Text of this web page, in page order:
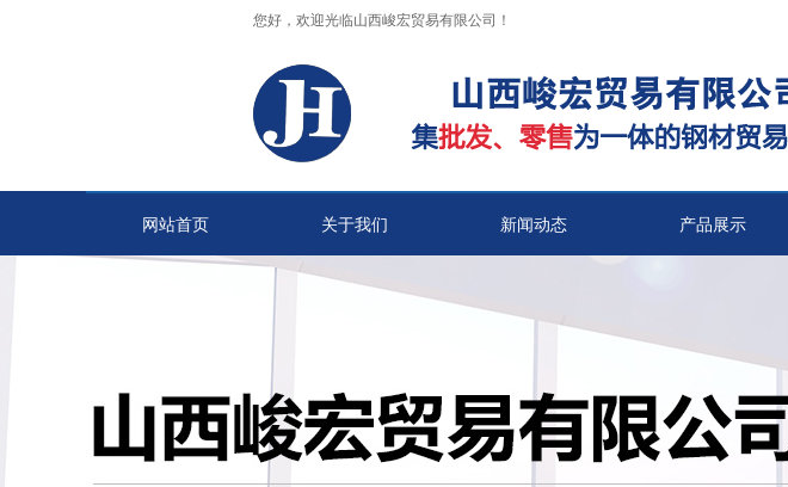
您好，欢迎光临山西峻宏贸易有限公司！
网站首页 关于我们 新闻动态 产品展示